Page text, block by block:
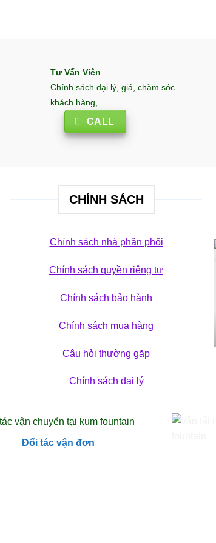
Tư Vấn Viên
Chính sách đại lý, giá, chăm sóc
khách hàng,...
CALL
CHÍNH SÁCH
Chính sách nhà phân phối
Chính sách quyền riêng tư
Chính sách bảo hành
Chính sách mua hàng
Câu hỏi thường gặp
Chính sách đại lý
Đối tác vận đơn